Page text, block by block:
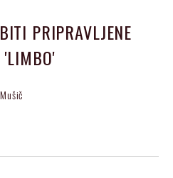
PRIPRAVLJENE
'LIMBO'